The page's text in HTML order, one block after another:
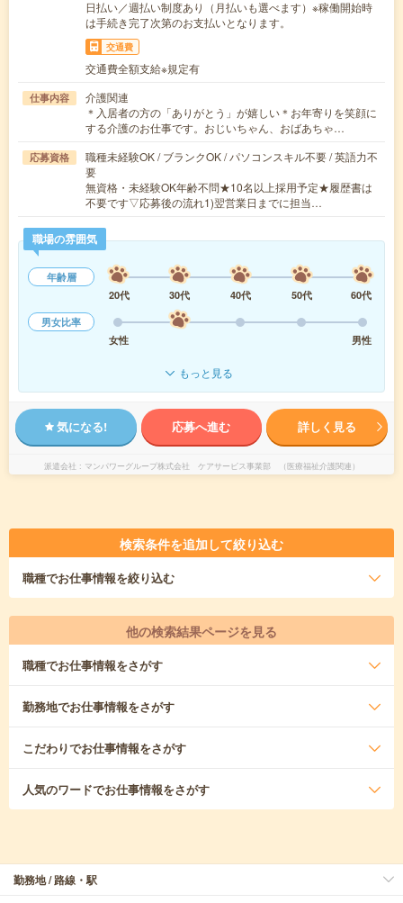
日払い／週払い制度あり（月払いも選べます）※稼働開始時
は手続き完了次第のお支払いとなります。
交通費
交通費全額支給※規定有
仕事内容
介護関連
＊入居者の方の「ありがとう」が嬉しい＊お年寄りを笑顔に
する介護のお仕事です。おじいちゃん、おばあちゃ…
応募資格
職種未経験OK / ブランクOK / パソコンスキル不要 / 英語力不
要
無資格・未経験OK年齢不問★10名以上採用予定★履歴書は
不要です▽応募後の流れ1)翌営業日までに担当…
職場の雰囲気
年齢層
20代
30代 40代 50代
60代
男女比率
女性
男性
もっと見る
気になる! 応募へ進む 詳しく見る
派遣会社 マンパワーグループ株式会社 ケアサービス事業部 （医療福祉介護関連）
検索条件を追加して絞り込む
職種でお仕事情報を絞り込む
他の検索結果ページを見る
職種でお仕事情報をさがす
勤務地でお仕事情報をさがす
こだわりでお仕事情報をさがす
人気のワードでお仕事情報をさがす
勤務地 / 路線・駅